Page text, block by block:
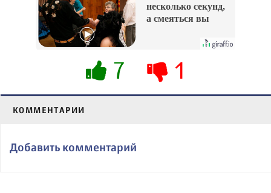
несколько секунд,
а смеяться вы
7 1
КОММЕНТАРИИ
Добавить комментарий